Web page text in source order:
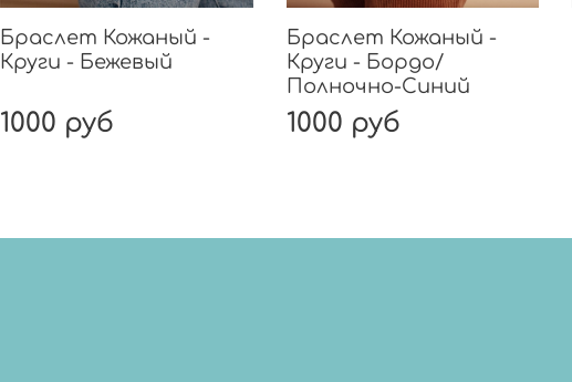
Браслет Кожаный -
Круги - Бежевый
1000 руб
Браслет Кожаный -
Круги - Бордо/
Полночно-Синий
1000 руб